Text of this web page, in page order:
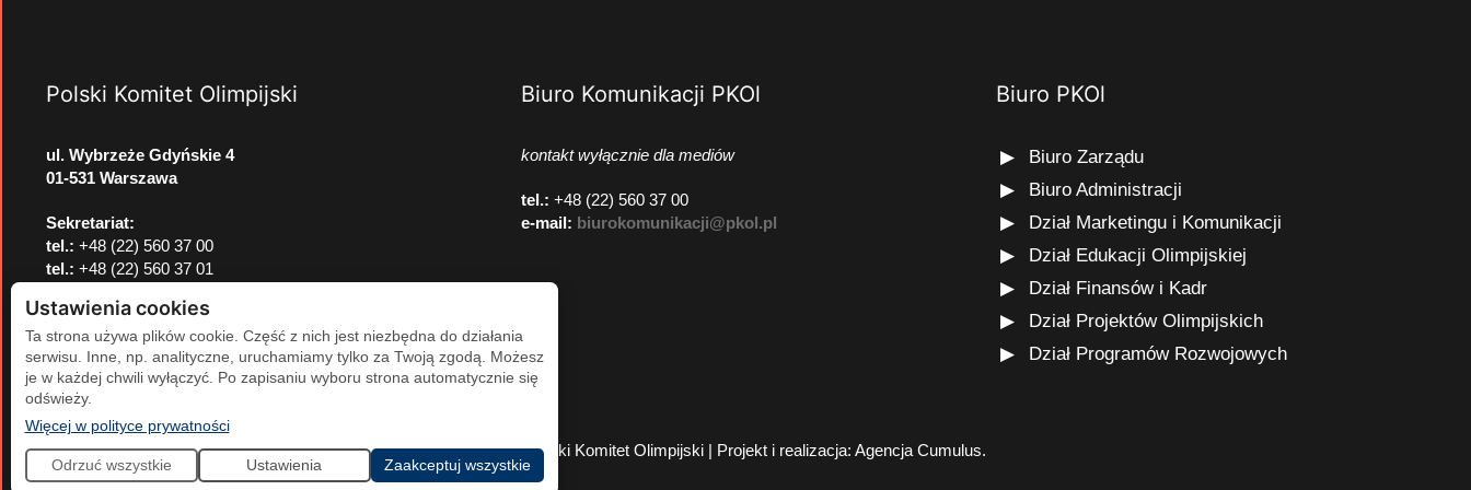
Polski Komitet Olimpijski
ul. Wybrzeże Gdyńskie 4
01-531 Warszawa
Sekretariat:
tel.: +48 (22) 560 37 00
tel.: +48 (22) 560 37 01
Biuro Komunikacji PKOl
kontakt wyłącznie dla mediów
tel.: +48 (22) 560 37 00
e-mail: biurokomunikacji@pkol.pl
Biuro PKOl
Biuro Zarządu
Biuro Administracji
Dział Marketingu i Komunikacji
Dział Edukacji Olimpijskiej
Dział Finansów i Kadr
Dział Projektów Olimpijskich
Dział Programów Rozwojowych
2026 Polski Komitet Olimpijski | Projekt i realizacja: Agencja Cumulus.
Ustawienia cookies
Ta strona używa plików cookie. Część z nich jest niezbędna do działania
serwisu. Inne, np. analityczne, uruchamiamy tylko za Twoją zgodą. Możesz
je w każdej chwili wyłączyć. Po zapisaniu wyboru strona automatycznie się
odświeży.
Więcej w polityce prywatności(otwiera się w nowej karcie)
Odrzuć wszystkie Ustawienia Zaakceptuj wszystkie